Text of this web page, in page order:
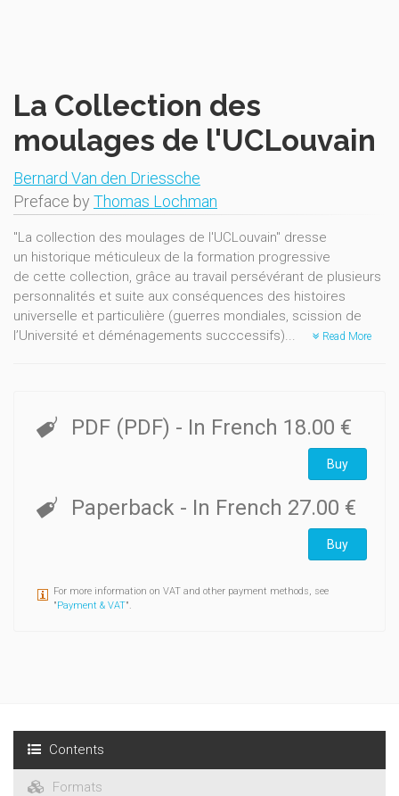
La Collection des
moulages de l'UCLouvain
Bernard Van den Driessche
Preface by Thomas Lochman
"La collection des moulages de l'UCLouvain" dresse
un historique méticuleux de la formation progressive
de cette collection, grâce au travail persévérant de plusieurs
personnalités et suite aux conséquences des histoires
universelle et particulière (guerres mondiales, scission de
l’Université et déménagements succcessifs)...
Read More
PDF (PDF) - In French 18.00 €
Buy
Paperback - In French 27.00 €
Buy
For more information on VAT and other payment methods, see
"Payment & VAT".
Contents
Formats